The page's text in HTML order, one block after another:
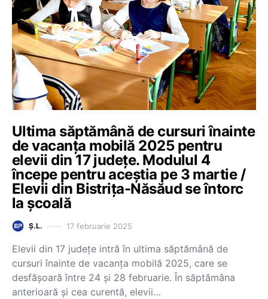
Ultima săptămână de cursuri înainte
de vacanța mobilă 2025 pentru
elevii din 17 județe. Modulul 4
începe pentru aceștia pe 3 martie /
Elevii din Bistrița-Năsăud se întorc
la școală
Ș.L. 17 februarie 2025
Elevii din 17 județe intră în ultima săptămână de
cursuri înainte de vacanța mobilă 2025, care se
desfășoară între 24 și 28 februarie. În săptămâna
anterioară și cea curentă, elevii…